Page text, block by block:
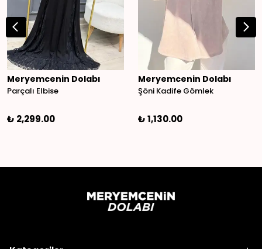
Meryemcenin Dolabı
Parçalı Elbise
₺ 2,299.00
Meryemcenin Dolabı
Şöni Kadife Gömlek
₺ 1,130.00